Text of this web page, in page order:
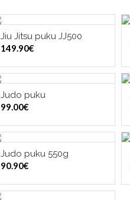
VALITSE VAIHTOEHDOISTA
Jiu Jitsu puku JJ500
149.90€
VALITSE VAIHTOEHDOISTA
Judo puku
99.00€
VALITSE VAIHTOEHDOISTA
Judo puku 550g
90.90€